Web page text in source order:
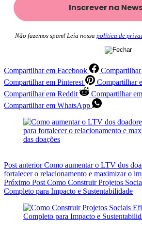
Não fazemos spam! Leia nossa política de
Compartilhar em Facebook
Compartilhar em Pinterest
Compartilhar
Compartilhar em Reddit
Compartilhar
Compartilhar em WhatsApp
Post anteriorComo aumentar o LTV dos
fortalecer o relacionamento e maximizar o
Próximo Post Como Construir Projetos
Completo para Impacto e Sustentabilidade